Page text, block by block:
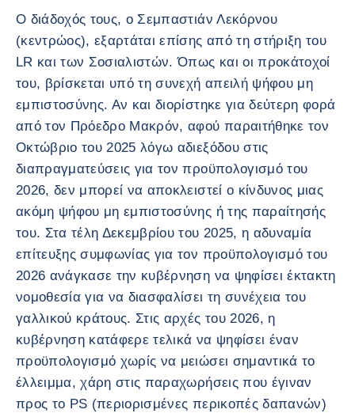
Ο διάδοχός τους, ο Σεμπαστιάν Λεκόρνου
(κεντρώος), εξαρτάται επίσης από τη στήριξη του
LR και των Σοσιαλιστών. Όπως και οι προκάτοχοί
του, βρίσκεται υπό τη συνεχή απειλή ψήφου μη
εμπιστοσύνης. Αν και διορίστηκε για δεύτερη φορά
από τον Πρόεδρο Μακρόν, αφού παραιτήθηκε τον
Οκτώβριο του 2025 λόγω αδιεξόδου στις
διαπραγματεύσεις για τον προϋπολογισμό του
2026, δεν μπορεί να αποκλειστεί ο κίνδυνος μιας
ακόμη ψήφου μη εμπιστοσύνης ή της παραίτησής
του. Στα τέλη Δεκεμβρίου του 2025, η αδυναμία
επίτευξης συμφωνίας για τον προϋπολογισμό του
2026 ανάγκασε την κυβέρνηση να ψηφίσει έκτακτη
νομοθεσία για να διασφαλίσει τη συνέχεια του
γαλλικού κράτους. Στις αρχές του 2026, η
κυβέρνηση κατάφερε τελικά να ψηφίσει έναν
προϋπολογισμό χωρίς να μειώσει σημαντικά το
έλλειμμα, χάρη στις παραχωρήσεις που έγιναν
προς το PS (περιορισμένες περικοπές δαπανών)